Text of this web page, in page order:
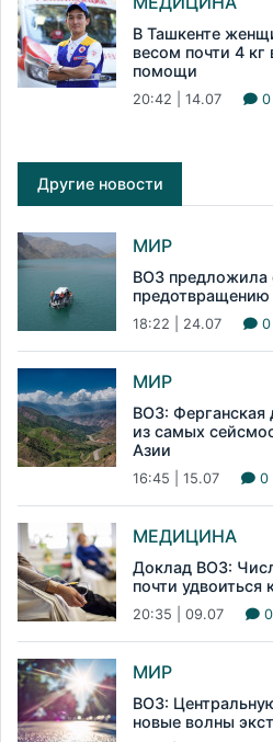
В Ташкенте
весом почти 4
помощи
20:42 | 14.07 0
Другие новости
МИР
ВОЗ предложила
предотвращению
18:22 | 24.07 0
МИР
ВОЗ: Ферганская
из самых
Азии
16:45 | 15.07 0
МЕДИЦИНА
Доклад ВОЗ:
почти удвоиться
20:35 | 09.07 0
МИР
ВОЗ:
новые волны